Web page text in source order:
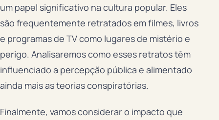
um papel significativo na cultura popular. Eles
são frequentemente retratados em filmes, livros
e programas de TV como lugares de mistério e
perigo. Analisaremos como esses retratos têm
influenciado a percepção pública e alimentado
ainda mais as teorias conspiratórias.
Finalmente, vamos considerar o impacto que